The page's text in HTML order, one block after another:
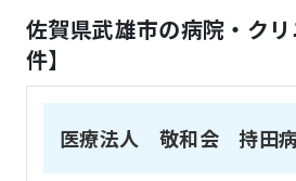
佐賀県武雄市の病院・ク
件】
医療法人 敬和会 持田